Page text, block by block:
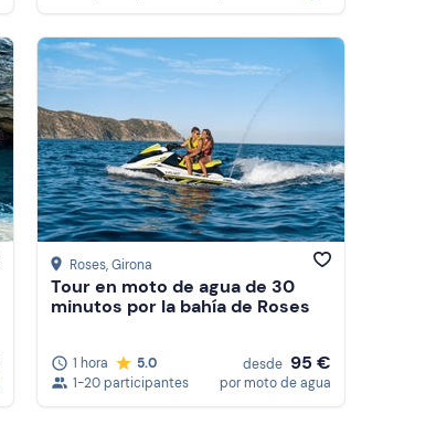
Roses, Girona
Tour en moto de agua de 30
minutos por la bahía de Roses
1 hora
5.0
1-20 participantes
desde 95 €
por moto de agua